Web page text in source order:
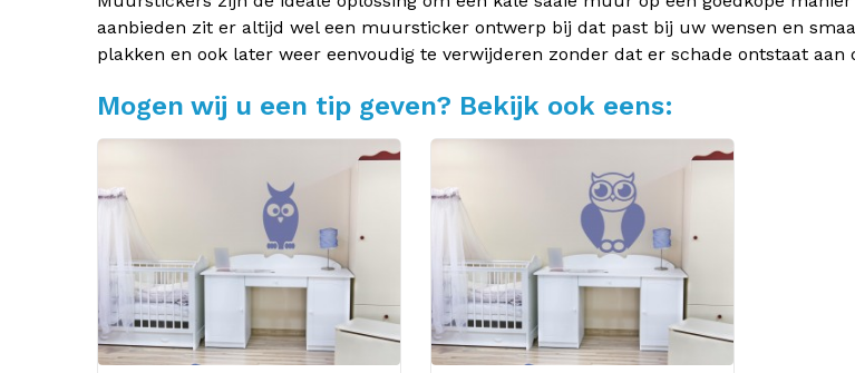
aanbieden zit er altijd wel een muursticker ontwerp bij dat past bij uw wensen en
plakken en ook later weer eenvoudig te verwijderen zonder dat er schade ontstaat aan
Mogen wij u een tip geven? Bekijk ook eens: